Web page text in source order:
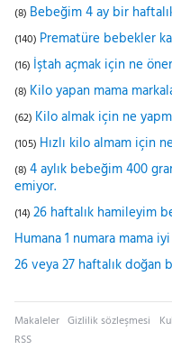
(8) Bebeğim 4 ay bir
(140) Prematüre bebekler
(16) İştah açmak için ne
(8) Kilo yapan mama
(62) Kilo almak için ne
(105) Hızlı kilo almam için
(8) 4 aylık bebeğim 400
emiyor.
(14) 26 haftalık hamileyim
Humana 1 numara mama
26 veya 27 haftalık doğan
Makaleler Gizlilik sözleşmesi
RSS